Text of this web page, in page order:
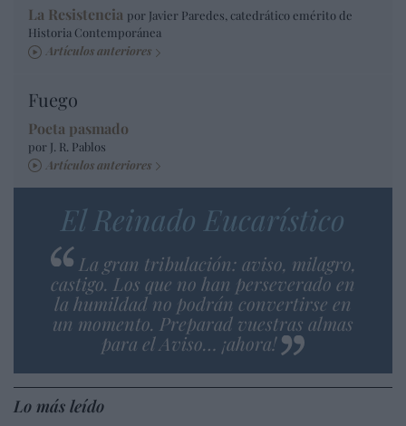
La Resistencia por Javier Paredes, catedrático emérito de
Historia Contemporánea
Artículos anteriores
Fuego
Poeta pasmado
por J. R. Pablos
Artículos anteriores
El Reinado Eucarístico
La gran tribulación: aviso, milagro,
castigo. Los que no han perseverado en
la humildad no podrán convertirse en
un momento. Preparad vuestras almas
para el Aviso… ¡ahora!
Lo más leído